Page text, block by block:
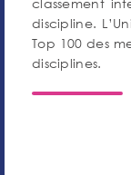
discipline.
Top 100 des
disciplines.